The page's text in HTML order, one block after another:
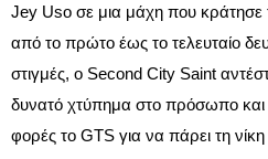
Jey Uso σε μια μάχη που κράτησε
από το πρώτο έως το τελευταίο
στιγμές, ο Second City Saint
δυνατό χτύπημα στο πρόσωπο και
φορές το GTS για να πάρει τη νίκη